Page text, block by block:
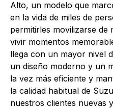
Alto, un modelo que
en la vida de miles de
permitirles movilizarse de
vivir momentos
llega con un mayor nivel
un diseño moderno y un
la vez más eficiente y
la calidad habitual de
nuestros clientes nuevas